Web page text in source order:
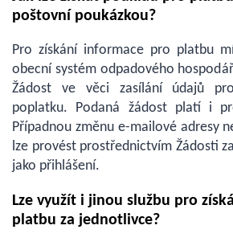
poštovní poukázkou?
Pro získání informace pro platbu
obecní systém odpadového
Žádost ve věci zasílání údajů
poplatku. Podaná žádost platí i
Případnou změnu e-mailové adresy
lze provést prostřednictvím Žádosti
jako přihlášení.
Lze využít i jinou službu pro
platbu za jednotlivce?